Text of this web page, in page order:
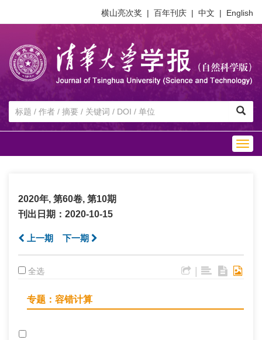
横山亮次奖 | 百年刊庆 | 中文 | English
2020年, 第60卷, 第10期
刊出日期：2020-10-15
上一期 下一期
全选
专题：容错计算